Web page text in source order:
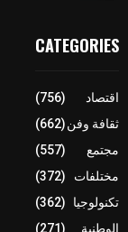
CATEGORIES
اقتصاد
(756)
ثقافة وفن(662)
مجتمع
(557)
مختلفات
(372)
تكنولوجيا
(362)
الوطنية
(271)